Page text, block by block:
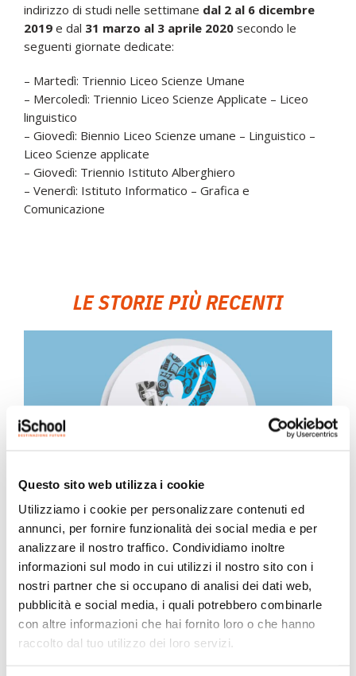
Questo sito web utilizza i cookie
Utilizziamo i cookie per personalizzare contenuti ed
annunci, per fornire funzionalità dei social media e per
analizzare il nostro traffico. Condividiamo inoltre
informazioni sul modo in cui utilizzi il nostro sito con i
nostri partner che si occupano di analisi dei dati web,
pubblicità e social media, i quali potrebbero combinarle
con altre informazioni che hai fornito loro o che hanno
raccolto dal tuo utilizzo dei loro servizi.
indirizzo di studi nelle settimane dal 2 al 6 dicembre
2019e dal 31 marzo al 3 aprile 2020secondo le
seguenti giornate dedicate:
– Martedì: Triennio Liceo Scienze Umane
– Mercoledì: Triennio Liceo Scienze Applicate – Liceo
linguistico
– Giovedì: Biennio Liceo Scienze umane – Linguistico –
Liceo Scienze applicate
– Giovedì: Triennio Istituto Alberghiero
– Venerdì: Istituto Informatico – Grafica e
Comunicazione
LE STORIE PIÙ RECENTI
iSchool ha partecipato all’indagine
nazionale HBSC 2025/2026
25 Maggio 2026
Quest’anno il nostro Istituto ha preso parte al progetto
“HBSC – Health Behaviour in School-aged...